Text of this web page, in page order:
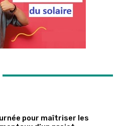
pour maîtriser les